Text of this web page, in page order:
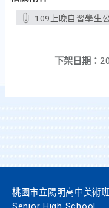
109上晚自習學生
下架日期：
桃園市立陽明高中美術